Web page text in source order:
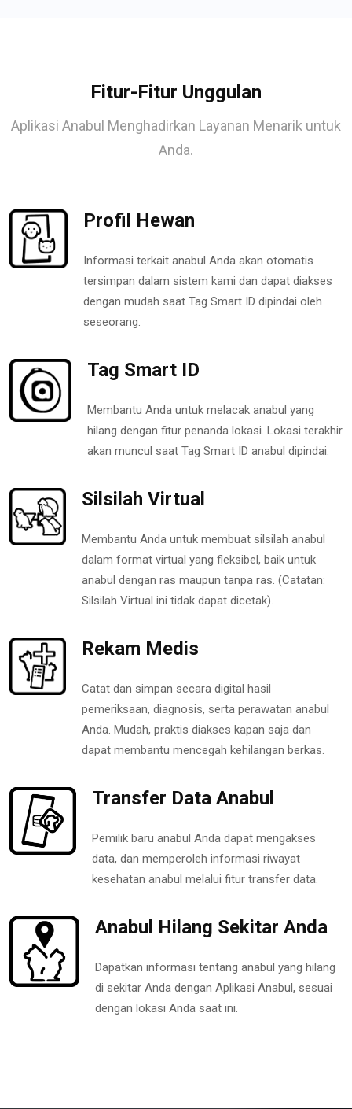
Fitur-Fitur Unggulan
Aplikasi Anabul Menghadirkan Layanan Menarik untuk
Anda.
Profil Hewan
Informasi terkait anabul Anda akan otomatis
tersimpan dalam sistem kami dan dapat diakses
dengan mudah saat Tag Smart ID dipindai oleh
seseorang.
Tag Smart ID
Membantu Anda untuk melacak anabul yang
hilang dengan fitur penanda lokasi. Lokasi terakhir
akan muncul saat Tag Smart ID anabul dipindai.
Silsilah Virtual
Membantu Anda untuk membuat silsilah anabul
dalam format virtual yang fleksibel, baik untuk
anabul dengan ras maupun tanpa ras. (Catatan:
Silsilah Virtual ini tidak dapat dicetak).
Rekam Medis
Catat dan simpan secara digital hasil
pemeriksaan, diagnosis, serta perawatan anabul
Anda. Mudah, praktis diakses kapan saja dan
dapat membantu mencegah kehilangan berkas.
Transfer Data Anabul
Pemilik baru anabul Anda dapat mengakses
data, dan memperoleh informasi riwayat
kesehatan anabul melalui fitur transfer data.
Anabul Hilang Sekitar Anda
Dapatkan informasi tentang anabul yang hilang
di sekitar Anda dengan Aplikasi Anabul, sesuai
dengan lokasi Anda saat ini.